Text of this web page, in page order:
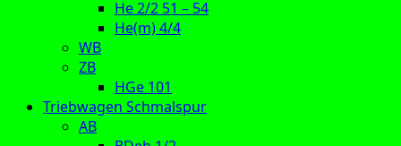
He 2/2 51 – 54
He(m) 4/4
WB
ZB
HGe 101
Triebwagen Schmalspur
AB